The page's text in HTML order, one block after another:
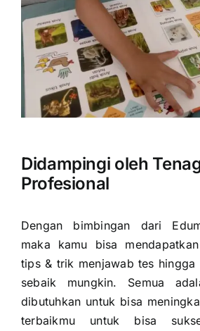
Didampingi oleh
Profesional
Dengan bimbingan dari
maka kamu bisa
tips & trik menjawab tes hingga
sebaik mungkin. Semua
dibutuhkan untuk bisa
terbaikmu untuk bisa